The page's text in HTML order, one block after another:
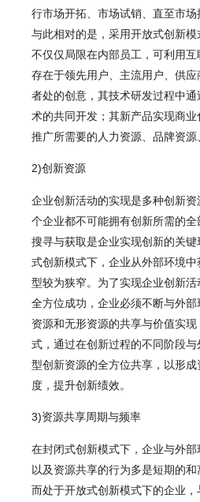
行市场开拓、市场试销、直至市场
与此相对的是，采用开放式创新
不仅仅局限在内部员工，可利用
存在于领先用户、主流用户、供
者处的创意，其技术研发过程中
术的共同开发；其新产品实现商
推广所需要的人力资源、品牌资源
2)创新资源
企业创新活动的实现是多种创新
个企业都不可能拥有创新所需的
搜寻与获取是企业实现创新的关
式创新模式下，企业从外部环境
型较为狭窄。为了实现企业创新活
全方位成功，企业必须不断与外
资源和无形资源的共享与价值实
式，通过在创新过程的不同阶段
型创新资源的全方位共享，以形
度，提升创新绩效。
3)资源共享周期与频率
在封闭式创新模式下，企业与外
以及资源共享的行为多是短期的和
而处于开放式创新模式下的企业